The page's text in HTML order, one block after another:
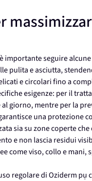
seguire
pulita e asciutta,
e circolari fino a
esigenze: per il
giorno, mentre per la
una protezione
sia su zone coperte
e non lascia residui
come viso, collo e mani,
regolare di Oziderm pụ